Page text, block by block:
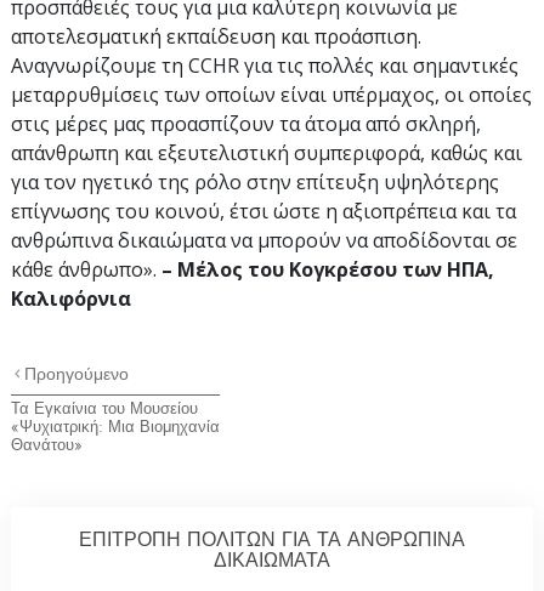
προσπάθειές τους για μια καλύτερη κοινωνία με
αποτελεσματική εκπαίδευση και προάσπιση.
Αναγνωρίζουμε τη CCHR για τις πολλές και σημαντικές
μεταρρυθμίσεις των οποίων είναι υπέρμαχος, οι οποίες
στις μέρες μας προασπίζουν τα άτομα από σκληρή,
απάνθρωπη και εξευτελιστική συμπεριφορά, καθώς και
για τον ηγετικό της ρόλο στην επίτευξη υψηλότερης
επίγνωσης του κοινού, έτσι ώστε η αξιοπρέπεια και τα
ανθρώπινα δικαιώματα να μπορούν να αποδίδονται σε
κάθε άνθρωπο». – Μέλος του Κογκρέσου των ΗΠΑ,
Καλιφόρνια
Προηγούμενο
Τα Εγκαίνια του Μουσείου
«Ψυχιατρική: Μια Βιομηχανία
Θανάτου»
ΕΠΙΤΡΟΠΗ ΠΟΛΙΤΩΝ ΓΙΑ ΤΑ ΑΝΘΡΩΠΙΝΑ
ΔΙΚΑΙΩΜΑΤΑ